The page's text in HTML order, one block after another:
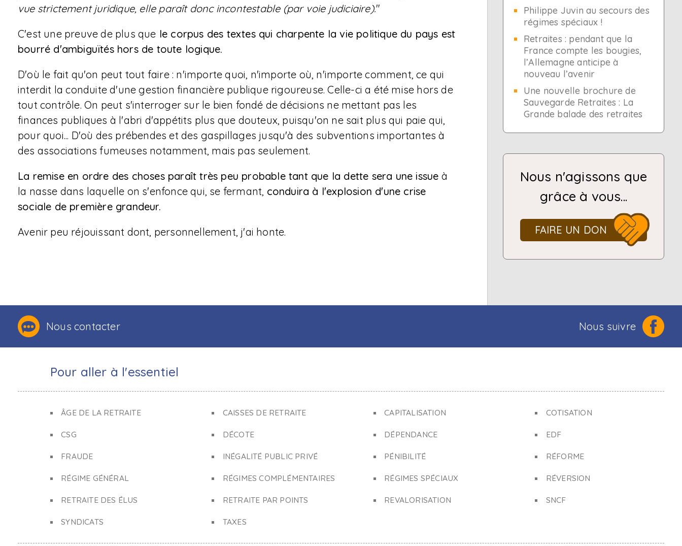
vue strictement juridique, elle paraît donc incontestable (par voie judiciaire)."
C'est une preuve de plus que le corpus des textes qui charpente la vie politique du pays est
bourré d'ambiguïtés hors de toute logique.
D'où le fait qu'on peut tout faire : n'importe quoi, n'importe où, n'importe comment, ce qui
interdit la conduite d'une gestion financière publique rigoureuse. Celle-ci a été mise hors de
tout contrôle. On peut s'interroger sur le bien fondé de décisions ne mettant pas les
finances publiques à l'abri d'appétits plus que douteux, puisqu'on ne sait plus qui paie qui,
pour quoi... D'où des prébendes et des gaspillages jusqu'à des subventions importantes à
des associations fumeuses notamment, mais pas seulement.
La remise en ordre des choses paraît très peu probable tant que la dette sera une issue à
la nasse dans laquelle on s'enfonce qui, se fermant, conduira à l'explosion d'une crise
sociale de première grandeur.
Avenir peu réjouissant dont, personnellement, j'ai honte.
Philippe Juvin au secours des
régimes spéciaux !
Retraites : pendant que la
France compte les bougies,
l’Allemagne anticipe à
nouveau l’avenir
Une nouvelle brochure de
Sauvegarde Retraites : La
Grande balade des retraites
Nous n'agissons que
grâce à vous...
FAIRE UN DON
Nous contacter Nous suivre
Pour aller à l'essentiel
ÂGE DE LA RETRAITE CAISSES DE RETRAITE CAPITALISATION COTISATION
CSG DÉCOTE DÉPENDANCE EDF
FRAUDE INÉGALITÉ PUBLIC PRIVÉ PÉNIBILITÉ RÉFORME
RÉGIME GÉNÉRAL RÉGIMES COMPLÉMENTAIRES RÉGIMES SPÉCIAUX RÉVERSION
RETRAITE DES ÉLUS RETRAITE PAR POINTS REVALORISATION SNCF
SYNDICATS TAXES